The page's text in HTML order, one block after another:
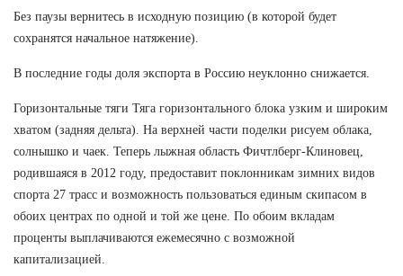
Без паузы вернитесь в исходную позицию (в которой будет
сохранятся начальное натяжение).
В последние годы доля экспорта в Россию неуклонно снижается.
Горизонтальные тяги Тяга горизонтального блока узким и широким
хватом (задняя дельта). На верхней части поделки рисуем облака,
солнышко и чаек. Теперь лыжная область Фичтлберг-Клиновец,
родившаяся в 2012 году, предоставит поклонникам зимних видов
спорта 27 трасс и возможность пользоваться единым скипасом в
обоих центрах по одной и той же цене. По обоим вкладам
проценты выплачиваются ежемесячно с возможной
капитализацией.